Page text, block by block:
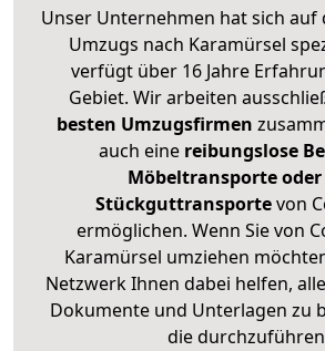
Unser Unternehmen hat sich auf
Umzugs nach Karamürsel
verfügt über 16 Jahre
Gebiet. Wir arbeiten
besten Umzugsfirmen
auch eine reibungslose
Möbeltransporte
Stückguttransportevon
ermöglichen. Wenn Sie von
Karamürsel umziehen
Netzwerk Ihnen dabei helfen,
Dokumente und Unterlagen zu
die